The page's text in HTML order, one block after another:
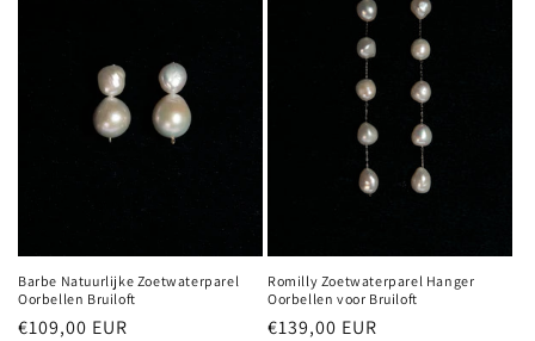
Barbe Natuurlijke Zoetwaterparel
Oorbellen Bruiloft
Normale
€109,00 EUR
Romilly Zoetwaterparel Hanger
Oorbellen voor Bruiloft
Normale
€139,00 EUR